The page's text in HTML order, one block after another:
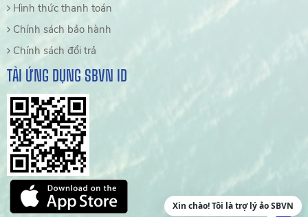
Hình thức thanh toán
Chính sách bảo hành
Chính sách đổi trả
TẢI ỨNG DỤNG SBVN ID
Xin chào! Tôi là trợ lý ảo SBVN